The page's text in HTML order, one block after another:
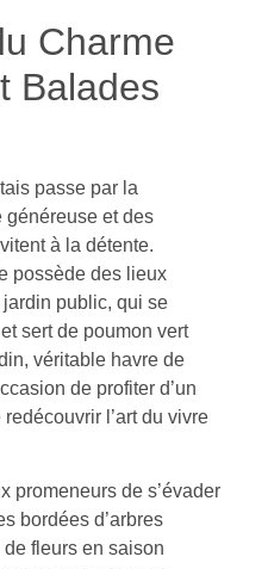
Charme
Balades
passe par la
généreuse et des
à la détente.
possède des lieux
public, qui se
sert de poumon vert
véritable havre de
de profiter d’un
l’art du vivre
promeneurs de s’évader
bordées d’arbres
fleurs en saison